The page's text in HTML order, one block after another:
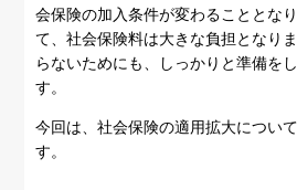
会保険の加入条件が変わることとな
て、社会保険料は大きな負担となり
らないためにも、しっかりと準備を
す。
今回は、社会保険の適用拡大につい
す。